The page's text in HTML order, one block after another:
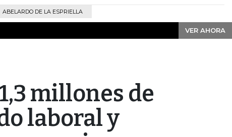
ABELARDO DE LA ESPRIELLA
VER AHORA
millones de
laboral y